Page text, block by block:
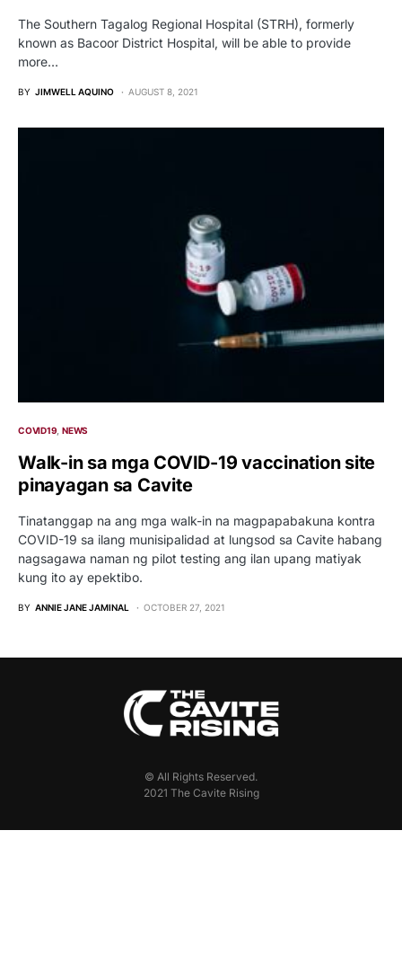
The Southern Tagalog Regional Hospital (STRH), formerly
known as Bacoor District Hospital, will be able to provide
more…
BY JIMWELL AQUINO AUGUST 8, 2021
COVID19 NEWS
Walk-in sa mga COVID-19 vaccination site
pinayagan sa Cavite
Tinatanggap na ang mga walk-in na magpapabakuna kontra
COVID-19 sa ilang munisipalidad at lungsod sa Cavite habang
nagsagawa naman ng pilot testing ang ilan upang matiyak
kung ito ay epektibo.
BY ANNIE JANE JAMINAL OCTOBER 27, 2021
© All Rights Reserved.
2021 The Cavite Rising